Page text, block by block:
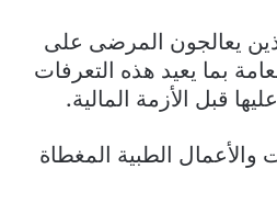
يعالجون المرضى على
بما يعيد هذه التعرفات
قبل الأزمة المالية.
الطبية المغطاة